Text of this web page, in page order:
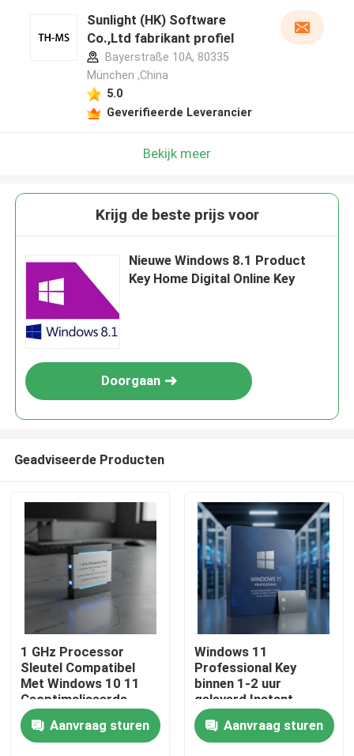
Huis
Sunlight (HK) Software
Co.,Ltd fabrikant profiel
Bayerstraße 10A, 80335
München ,China
5.0
Geverifieerde Leverancier
Bekijk meer
Krijg de beste prijs voor
Nieuwe Windows 8.1 Product
Key Home Digital Online Key
Doorgaan
Geadviseerde Producten
1 GHz Processor
Sleutel Compatibel
Met Windows 10 11
Geoptimaliseerde
Beveiligingsfuncties
Soepele Werking
Geschikt Voor
Aanvraag sturen
Windows 11
Professional Key
binnen 1-2 uur
geleverd Instant
Genuine Activatie
Windows Platform
Secure Genuine
Aanvraag sturen